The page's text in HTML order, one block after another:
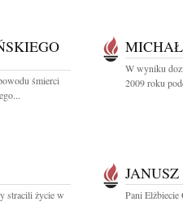
śmierci
W wyniku
2009 roku
stracili życie w
Pani